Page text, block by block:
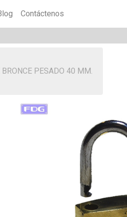
Contáctenos
PESADO 40 MM.